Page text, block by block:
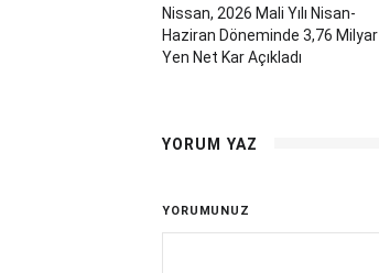
Nissan, 2026 Mali Yılı Nisan-
Haziran Döneminde 3,76 Milyar
Yen Net Kar Açıkladı
YORUM YAZ
YORUMUNUZ